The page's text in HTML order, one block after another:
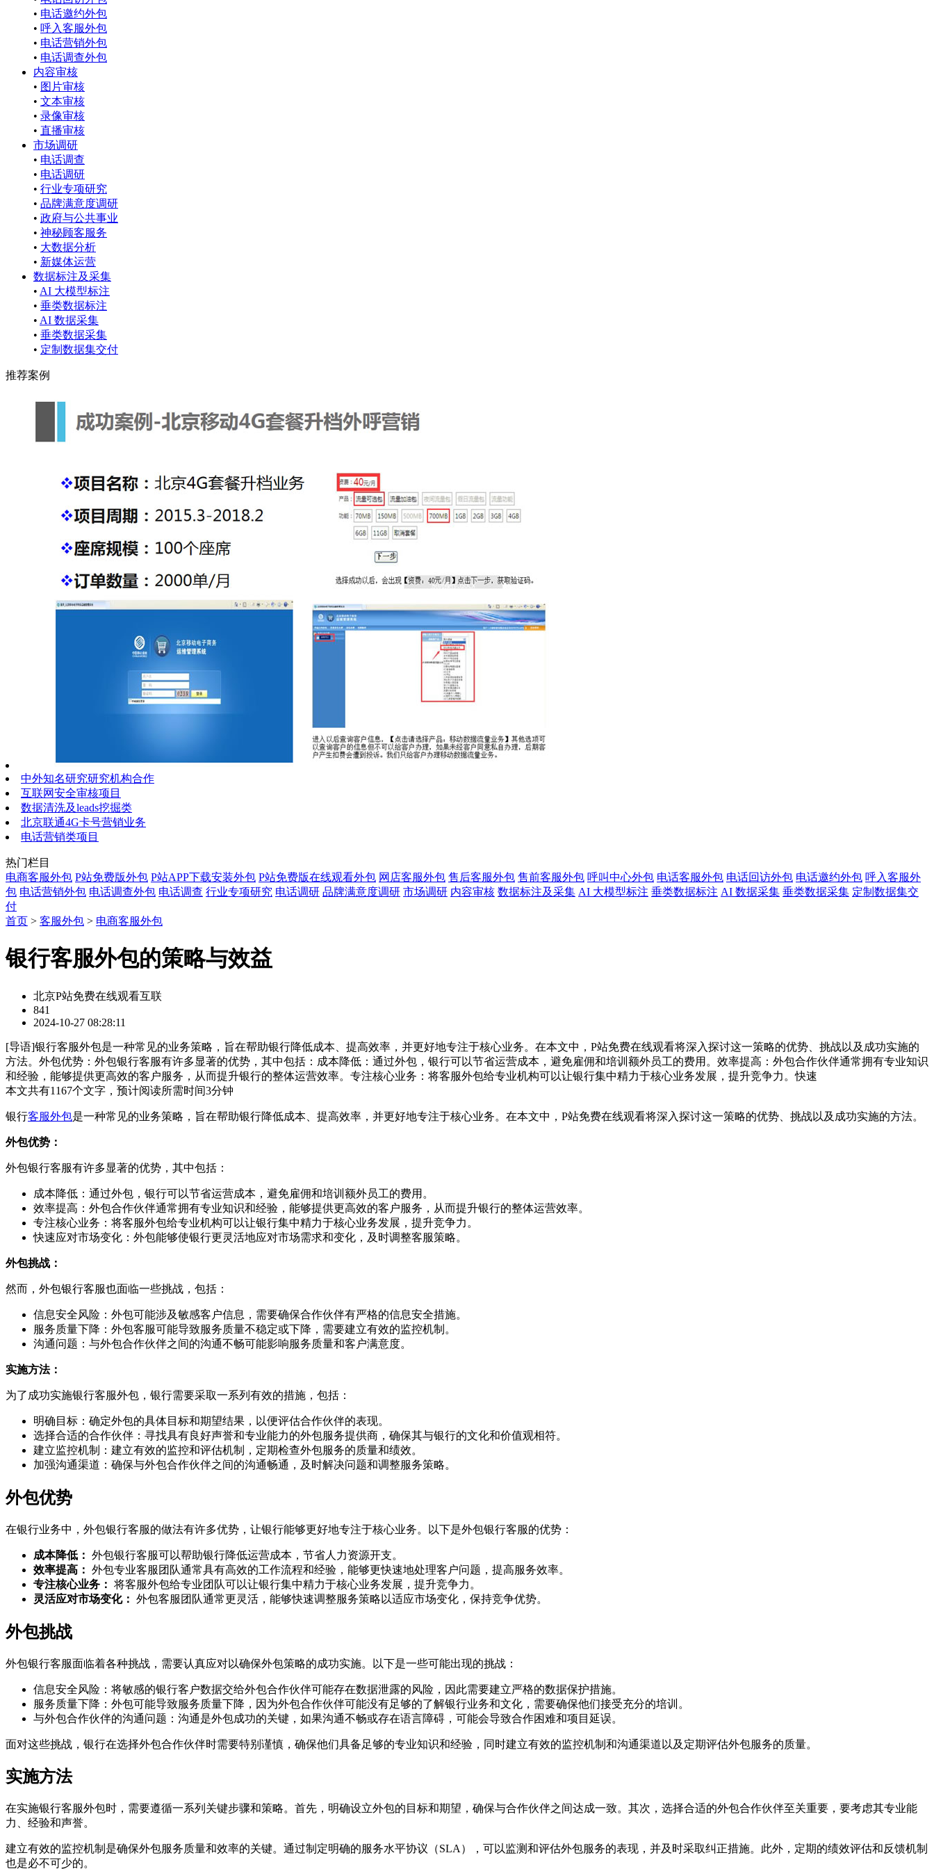
• 电话邀约外包
• 呼入客服外包
• 电话营销外包
• 电话调查外包
内容审核
• 图片审核
• 文本审核
• 录像审核
• 直播审核
市场调研
• 电话调查
• 电话调研
• 行业专项研究
• 品牌满意度调研
• 政府与公共事业
• 神秘顾客服务
• 大数据分析
• 新媒体运营
数据标注及采集
• AI 大模型标注
• 垂类数据标注
• AI 数据采集
• 垂类数据采集
• 定制数据集交付
推荐案例
中外知名研究研究机构合作
互联网安全审核项目
数据清洗及leads挖掘类
北京联通4G卡号营销业务
电话营销类项目
热门栏目
电商客服外包 P站免费版外包 P站APP下载安装外包 P站免费版在线观看外包 网店客服外包 售后客服外包 售前客服外包 呼叫中心外包 电话客服外包 电话回访外包 电话邀约外包 呼入客服外
包 电话营销外包 电话调查外包 电话调查 行业专项研究 电话调研 品牌满意度调研 市场调研 内容审核 数据标注及采集 AI 大模型标注 垂类数据标注 AI 数据采集 垂类数据采集 定制数据集交
付
首页 > 客服外包 > 电商客服外包
银行客服外包的策略与效益
北京P站免费在线观看互联
841
2024-10-27 08:28:11
[导语]银行客服外包是一种常见的业务策略，旨在帮助银行降低成本、提高效率，并更好地专注于核心业务。在本文中，P站免费在线观看将深入探讨这一策略的优势、挑战以及成功实施的
方法。外包优势：外包银行客服有许多显著的优势，其中包括：成本降低：通过外包，银行可以节省运营成本，避免雇佣和培训额外员工的费用。效率提高：外包合作伙伴通常拥有专业知识
和经验，能够提供更高效的客户服务，从而提升银行的整体运营效率。专注核心业务：将客服外包给专业机构可以让银行集中精力于核心业务发展，提升竞争力。快速
本文共有1167个文字，预计阅读所需时间3分钟
银行客服外包是一种常见的业务策略，旨在帮助银行降低成本、提高效率，并更好地专注于核心业务。在本文中，P站免费在线观看将深入探讨这一策略的优势、挑战以及成功实施的方法。
外包优势：
外包银行客服有许多显著的优势，其中包括：
成本降低：通过外包，银行可以节省运营成本，避免雇佣和培训额外员工的费用。
效率提高：外包合作伙伴通常拥有专业知识和经验，能够提供更高效的客户服务，从而提升银行的整体运营效率。
专注核心业务：将客服外包给专业机构可以让银行集中精力于核心业务发展，提升竞争力。
快速应对市场变化：外包能够使银行更灵活地应对市场需求和变化，及时调整客服策略。
外包挑战：
然而，外包银行客服也面临一些挑战，包括：
信息安全风险：外包可能涉及敏感客户信息，需要确保合作伙伴有严格的信息安全措施。
服务质量下降：外包客服可能导致服务质量不稳定或下降，需要建立有效的监控机制。
沟通问题：与外包合作伙伴之间的沟通不畅可能影响服务质量和客户满意度。
实施方法：
为了成功实施银行客服外包，银行需要采取一系列有效的措施，包括：
明确目标：确定外包的具体目标和期望结果，以便评估合作伙伴的表现。
选择合适的合作伙伴：寻找具有良好声誉和专业能力的外包服务提供商，确保其与银行的文化和价值观相符。
建立监控机制：建立有效的监控和评估机制，定期检查外包服务的质量和绩效。
加强沟通渠道：确保与外包合作伙伴之间的沟通畅通，及时解决问题和调整服务策略。
外包优势
在银行业务中，外包银行客服的做法有许多优势，让银行能够更好地专注于核心业务。以下是外包银行客服的优势：
成本降低： 外包银行客服可以帮助银行降低运营成本，节省人力资源开支。
效率提高： 外包专业客服团队通常具有高效的工作流程和经验，能够更快速地处理客户问题，提高服务效率。
专注核心业务： 将客服外包给专业团队可以让银行集中精力于核心业务发展，提升竞争力。
灵活应对市场变化： 外包客服团队通常更灵活，能够快速调整服务策略以适应市场变化，保持竞争优势。
外包挑战
外包银行客服面临着各种挑战，需要认真应对以确保外包策略的成功实施。以下是一些可能出现的挑战：
信息安全风险：将敏感的银行客户数据交给外包合作伙伴可能存在数据泄露的风险，因此需要建立严格的数据保护措施。
服务质量下降：外包可能导致服务质量下降，因为外包合作伙伴可能没有足够的了解银行业务和文化，需要确保他们接受充分的培训。
与外包合作伙伴的沟通问题：沟通是外包成功的关键，如果沟通不畅或存在语言障碍，可能会导致合作困难和项目延误。
面对这些挑战，银行在选择外包合作伙伴时需要特别谨慎，确保他们具备足够的专业知识和经验，同时建立有效的监控机制和沟通渠道以及定期评估外包服务的质量。
实施方法
在实施银行客服外包时，需要遵循一系列关键步骤和策略。首先，明确设立外包的目标和期望，确保与合作伙伴之间达成一致。其次，选择合适的外包合作伙伴至关重要，要考虑其专业能
力、经验和声誉。
建立有效的监控机制是确保外包服务质量和效率的关键。通过制定明确的服务水平协议（SLA），可以监测和评估外包服务的表现，并及时采取纠正措施。此外，定期的绩效评估和反馈机制
也是必不可少的。